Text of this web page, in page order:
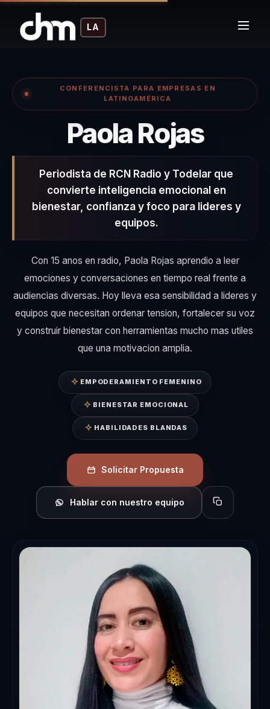
LA
CONFERENCISTA PARA EMPRESAS EN
LATINOAMÉRICA
Paola Rojas–
Periodista de RCN Radio y Todelar que
convierte inteligencia emocional en
bienestar, confianza y foco para lideres y
equipos.
Con 15 anos en radio, Paola Rojas aprendio a leer
emociones y conversaciones en tiempo real frente a
audiencias diversas. Hoy lleva esa sensibilidad a lideres y
equipos que necesitan ordenar tension, fortalecer su voz
y construir bienestar con herramientas mucho mas utiles
que una motivacion amplia.
EMPODERAMIENTO FEMENINO
BIENESTAR EMOCIONAL
HABILIDADES BLANDAS
Solicitar Propuesta
Hablar con nuestro equipo Copiar perfil